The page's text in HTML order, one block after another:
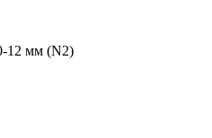
12 мм (N2)